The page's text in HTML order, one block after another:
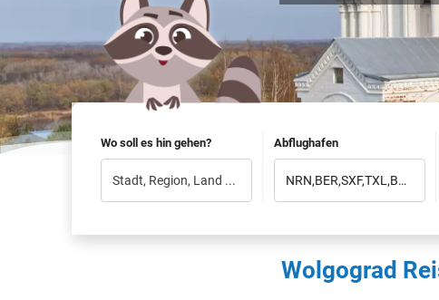
Wo soll es hin gehen? Abflughafen
Wolgograd